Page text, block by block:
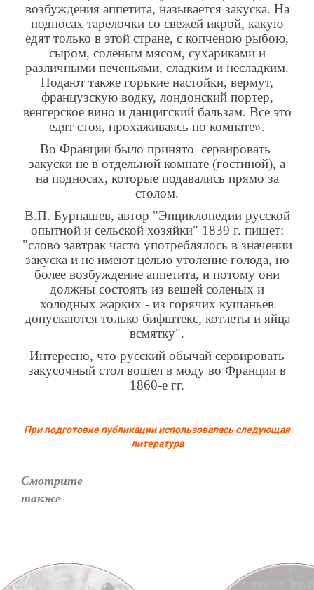
возбуждения аппетита, называется закуска. На
подносах тарелочки со свежей икрой, какую
едят только в этой стране, с копченою рыбою,
сыром, соленым мясом, сухариками и
различными печеньями, сладким и несладким.
Подают также горькие настойки, вермут,
французскую водку, лондонский портер,
венгерское вино и данцигский бальзам. Все это
едят стоя, прохаживаясь по комнате».
Во Франции было принято сервировать
закуски не в отдельной комнате (гостиной), а
на подносах, которые подавались прямо за
столом.
В.П. Бурнашев, автор "Энциклопедии русской
опытной и сельской хозяйки" 1839 г. пишет:
"слово завтрак часто употреблялось в значении
закуска и не имеют целью утоление голода, но
более возбуждение аппетита, и потому они
должны состоять из вещей соленых и
холодных жарких - из горячих кушаньев
допускаются только бифштекс, котлеты и яйца
всмятку".
Интересно, что русский обычай сервировать
закусочный стол вошел в моду во Франции в
1860-е гг.
При подготовке публикации использовалась следующая
литература
Смотрите